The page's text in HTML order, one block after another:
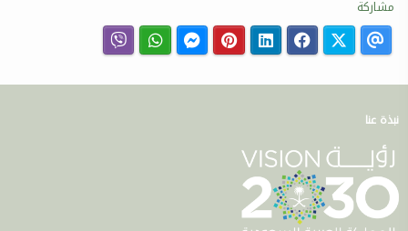
مشاركة
نبذة عنا